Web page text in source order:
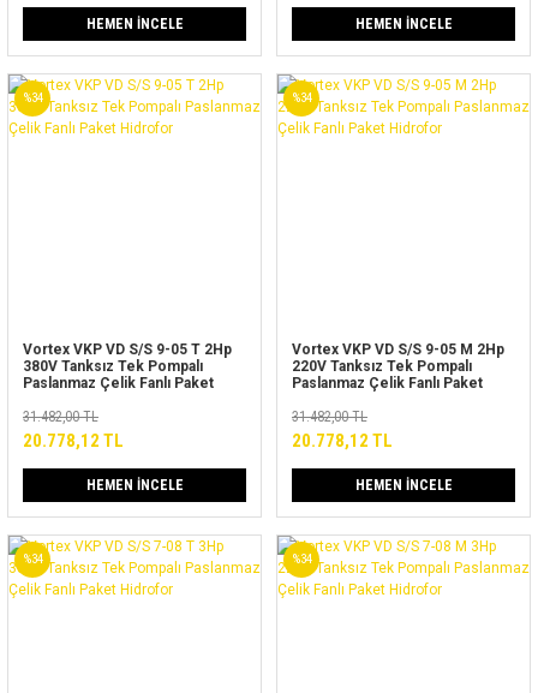
HEMEN İNCELE HEMEN İNCELE
%34
Vortex VKP VD S/S 9-05 T 2Hp
380V Tanksız Tek Pompalı
Paslanmaz Çelik Fanlı Paket
31.482,00 TL
20.778,12 TL
HEMEN İNCELE
%34
Vortex VKP VD S/S 9-05 M 2Hp
220V Tanksız Tek Pompalı
Paslanmaz Çelik Fanlı Paket
31.482,00 TL
20.778,12 TL
HEMEN İNCELE
%34 %34